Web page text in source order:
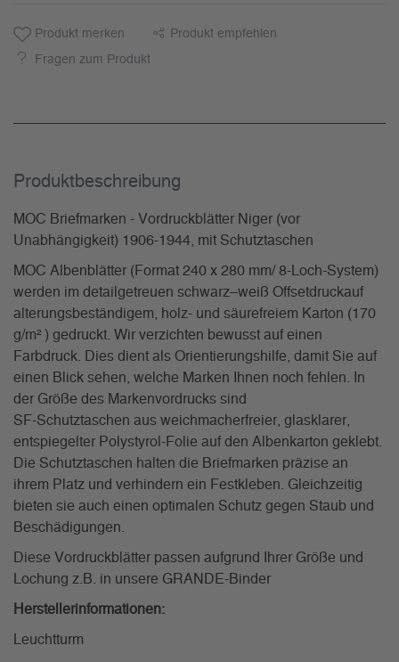
Produkt merken Produkt empfehlen
Fragen zum Produkt
Produkt­beschreibung
MOC Briefmarken - Vordruckblätter Niger (vor
Unabhängigkeit) 1906-1944, mit Schutztaschen
MOC Albenblätter (Format 240 x 280 mm/ 8-Loch-System)
werden im detailgetreuen schwarz–weiß Offsetdruckauf
alterungsbeständigem, holz- und säurefreiem Karton (170
g/m² ) gedruckt. Wir verzichten bewusst auf einen
Farbdruck. Dies dient als Orientierungshilfe, damit Sie auf
einen Blick sehen, welche Marken Ihnen noch fehlen. In
der Größe des Markenvordrucks sind
SF-Schutztaschen aus weichmacherfreier, glasklarer,
entspiegelter Polystyrol-Folie auf den Albenkarton geklebt.
Die Schutztaschen halten die Briefmarken präzise an
ihrem Platz und verhindern ein Festkleben. Gleichzeitig
bieten sie auch einen optimalen Schutz gegen Staub und
Beschädigungen.
Diese Vordruckblätter passen aufgrund Ihrer Größe und
Lochung z.B. in unsere GRANDE-Binder
Herstellerinformationen:
Leuchtturm